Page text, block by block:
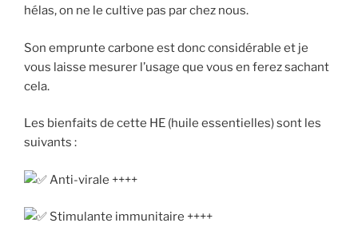
hélas, on ne le cultive pas par chez nous.
Son emprunte carbone est donc considérable et je
vous laisse mesurer l’usage que vous en ferez sachant
cela.
Les bienfaits de cette HE (huile essentielles) sont les
suivants :
Anti-virale ++++
Stimulante immunitaire ++++